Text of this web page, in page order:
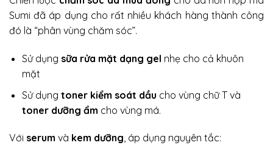
Sumi đã áp dụng cho rất nhiều khách hàng thành công
đó là “phân vùng chăm sóc”.
Sử dụng sữa rửa mặt dạng gel nhẹ cho cả khuôn
mặt
Sử dụng toner kiểm soát dầu cho vùng chữ T và
toner dưỡng ẩm cho vùng má.
Với serum và kem dưỡng, áp dụng nguyên tắc: